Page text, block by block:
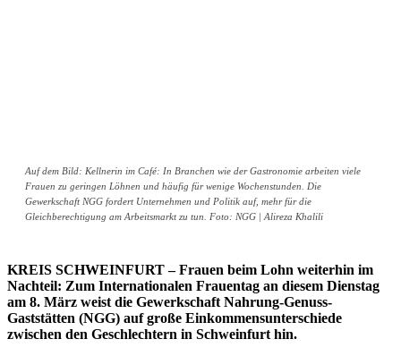
Auf dem Bild: Kellnerin im Café: In Branchen wie der Gastronomie arbeiten viele
Frauen zu geringen Löhnen und häufig für wenige Wochenstunden. Die
Gewerkschaft NGG fordert Unternehmen und Politik auf, mehr für die
Gleichberechtigung am Arbeitsmarkt zu tun. Foto: NGG | Alireza Khalili
KREIS SCHWEINFURT – Frauen beim Lohn weiterhin im
Nachteil: Zum Internationalen Frauentag an diesem Dienstag
am 8. März weist die Gewerkschaft Nahrung-Genuss-
Gaststätten (NGG) auf große Einkommensunterschiede
zwischen den Geschlechtern in Schweinfurt hin.